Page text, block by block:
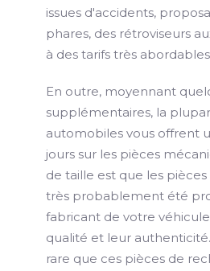
issues d'accidents,
phares, des rétroviseurs
à des tarifs très
En outre, moyennant
supplémentaires, la
automobiles vous offrent
jours sur les pièces
de taille est que les
très probablement été
fabricant de votre
qualité et leur
rare que ces pièces de